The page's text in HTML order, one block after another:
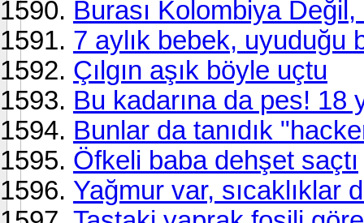
Burası Kolombiya Değil,
7 aylık bebek, uyuduğu
Çılgın aşık böyle uçtu
Bu kadarına da pes! 18
Bunlar da tanıdık
Öfkeli baba dehşet saçtı
Yağmur var, sıcaklıklar